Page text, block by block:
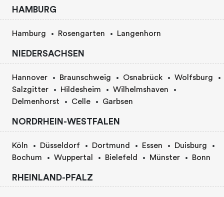
HAMBURG
Hamburg Rosengarten Langenhorn
NIEDERSACHSEN
Hannover Braunschweig Osnabrück
Wolfsburg
Salzgitter
Hildesheim
Wilhelmshaven
Delmenhorst
Celle Garbsen
NORDRHEIN-WESTFALEN
Köln Düsseldorf Dortmund Essen
Duisburg
Bochum
Wuppertal Bielefeld Münster Bonn
RHEINLAND-PFALZ